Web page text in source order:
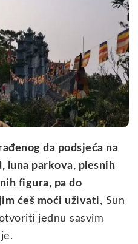
da podsjeća na
luna parkova, plesnih
figura, pa do
ćeš moći uživati, Sun
jednu sasvim